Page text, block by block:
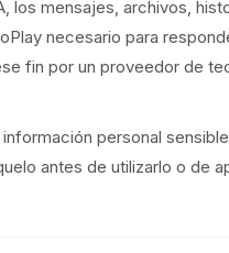
los mensajes, archivos,
necesario para
fin por un proveedor de
personal
antes de utilizarlo o de